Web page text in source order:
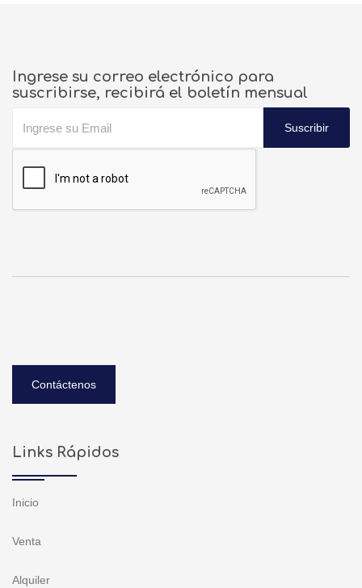
Ingrese su correo electrónico para
suscribirse, recibirá el boletín mensual
Suscribir
Contáctenos
Links Rápidos
Inicio
Venta
Alquiler